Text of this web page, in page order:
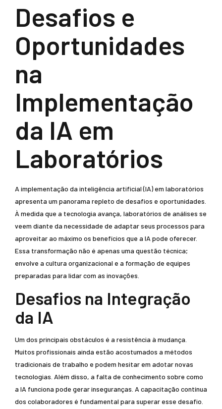
Desafios e
Oportunidades
na
Implementação
da IA em
Laboratórios
A implementação da inteligência artificial (IA) em laboratórios
apresenta um panorama repleto de desafios e oportunidades.
À medida que a tecnologia avança, laboratórios de análises se
veem diante da necessidade de adaptar seus processos para
aproveitar ao máximo os benefícios que a IA pode oferecer.
Essa transformação não é apenas uma questão técnica;
envolve a cultura organizacional e a formação de equipes
preparadas para lidar com as inovações.
Desafios na Integração
da IA
Um dos principais obstáculos é a resistência à mudança.
Muitos profissionais ainda estão acostumados a métodos
tradicionais de trabalho e podem hesitar em adotar novas
tecnologias. Além disso, a falta de conhecimento sobre como
a IA funciona pode gerar inseguranças. A capacitação contínua
dos colaboradores é fundamental para superar esse desafio.